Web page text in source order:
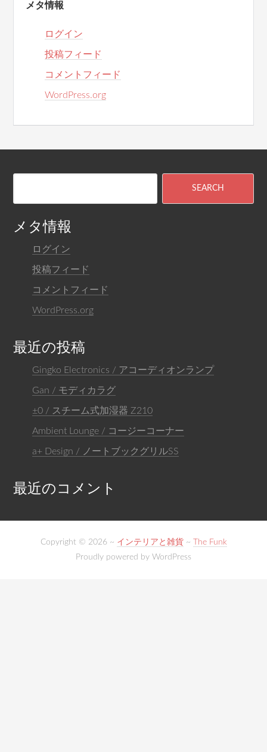
メタ情報
ログイン
投稿フィード
コメントフィード
WordPress.org
メタ情報
ログイン
投稿フィード
コメントフィード
WordPress.org
最近の投稿
Gingko Electronics / アコーディオンランプ
Gan / モディカラグ
±0 / スチーム式加湿器 Z210
Ambient Lounge / コージーコーナー
a+ Design / ノートブックグリルSS
最近のコメント
Copyright © 2026 ~ インテリアと雑貨~
The Funk
Proudly powered by WordPress